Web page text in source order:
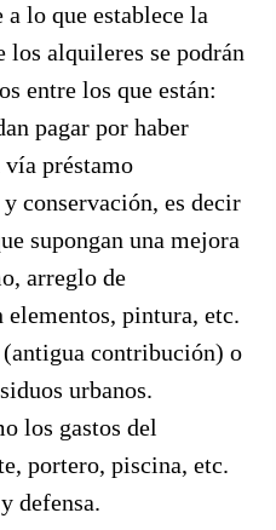
lo que establece la
los alquileres se podrán
entre los que están:
pagar por haber
préstamo
conservación, es decir
supongan una mejora
arreglo de
pintura, etc.
contribución) o
urbanos.
los gastos del
portero, piscina, etc.
defensa.